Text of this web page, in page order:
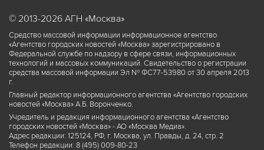
© 2013-2026 АГН «Москва»
Средство массовой информации информационное агентство
«Агентство городских новостей «Москва» зарегистрировано в
Федеральной службе по надзору в сфере связи, информационных
технологий и массовых коммуникаций. Свидетельство о регистрации
средства массовой информации Эл № ФС77-53980 от 30 апреля 2013
г.
Главный редактор информационного агентства «Агентство городских
новостей «Москва» А.Б. Воронченко.
Учредитель и редакция информационного агентства «Агентство
городских новостей «Москва» - АО «Москва Медиа».
Адрес редакции: 125124, РФ, г. Москва, ул. Правды, д. 24, стр. 2
Телефон редакции: 8 (495) 009-80-23